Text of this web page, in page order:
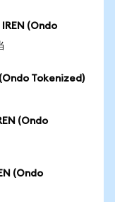
(Ondo
Tokenized)
(Ondo
(Ondo